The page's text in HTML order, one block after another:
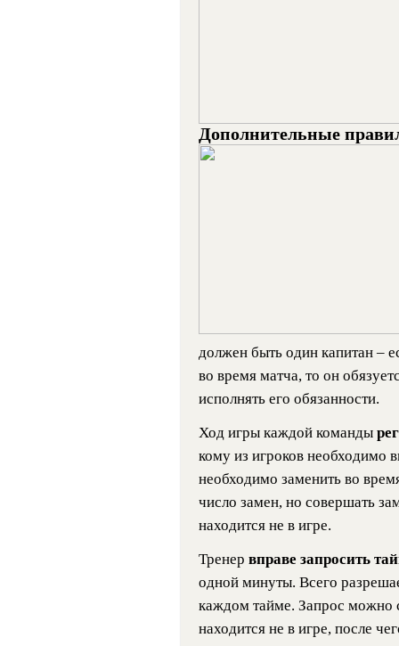
Дополнительные
должен быть один капитан –
во время матча, то он
исполнять его обязанности.
Ход игры каждой команды
кому из игроков необходимо
необходимо заменить во
число замен, но совершать
находится не в игре.
Тренер вправе запросить
одной минуты. Всего
каждом тайме. Запрос можно
находится не в игре, после